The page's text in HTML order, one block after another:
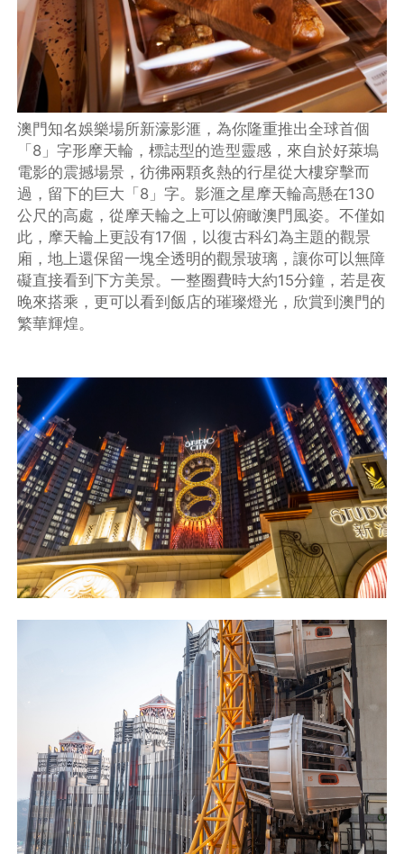
澳門知名娛樂場所新濠影滙，為你隆重推出全球首個
「8」字形摩天輪，標誌型的造型靈感，來自於好萊塢
電影的震撼場景，彷彿兩顆炙熱的行星從大樓穿擊而
過，留下的巨大「8」字。影滙之星摩天輪高懸在130
公尺的高處，從摩天輪之上可以俯瞰澳門風姿。不僅如
此，摩天輪上更設有17個，以復古科幻為主題的觀景
廂，地上還保留一塊全透明的觀景玻璃，讓你可以無障
礙直接看到下方美景。一整圈費時大約15分鐘，若是夜
晚來搭乘，更可以看到飯店的璀璨燈光，欣賞到澳門的
繁華輝煌。